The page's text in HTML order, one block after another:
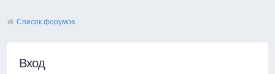
Список форумов
Вход